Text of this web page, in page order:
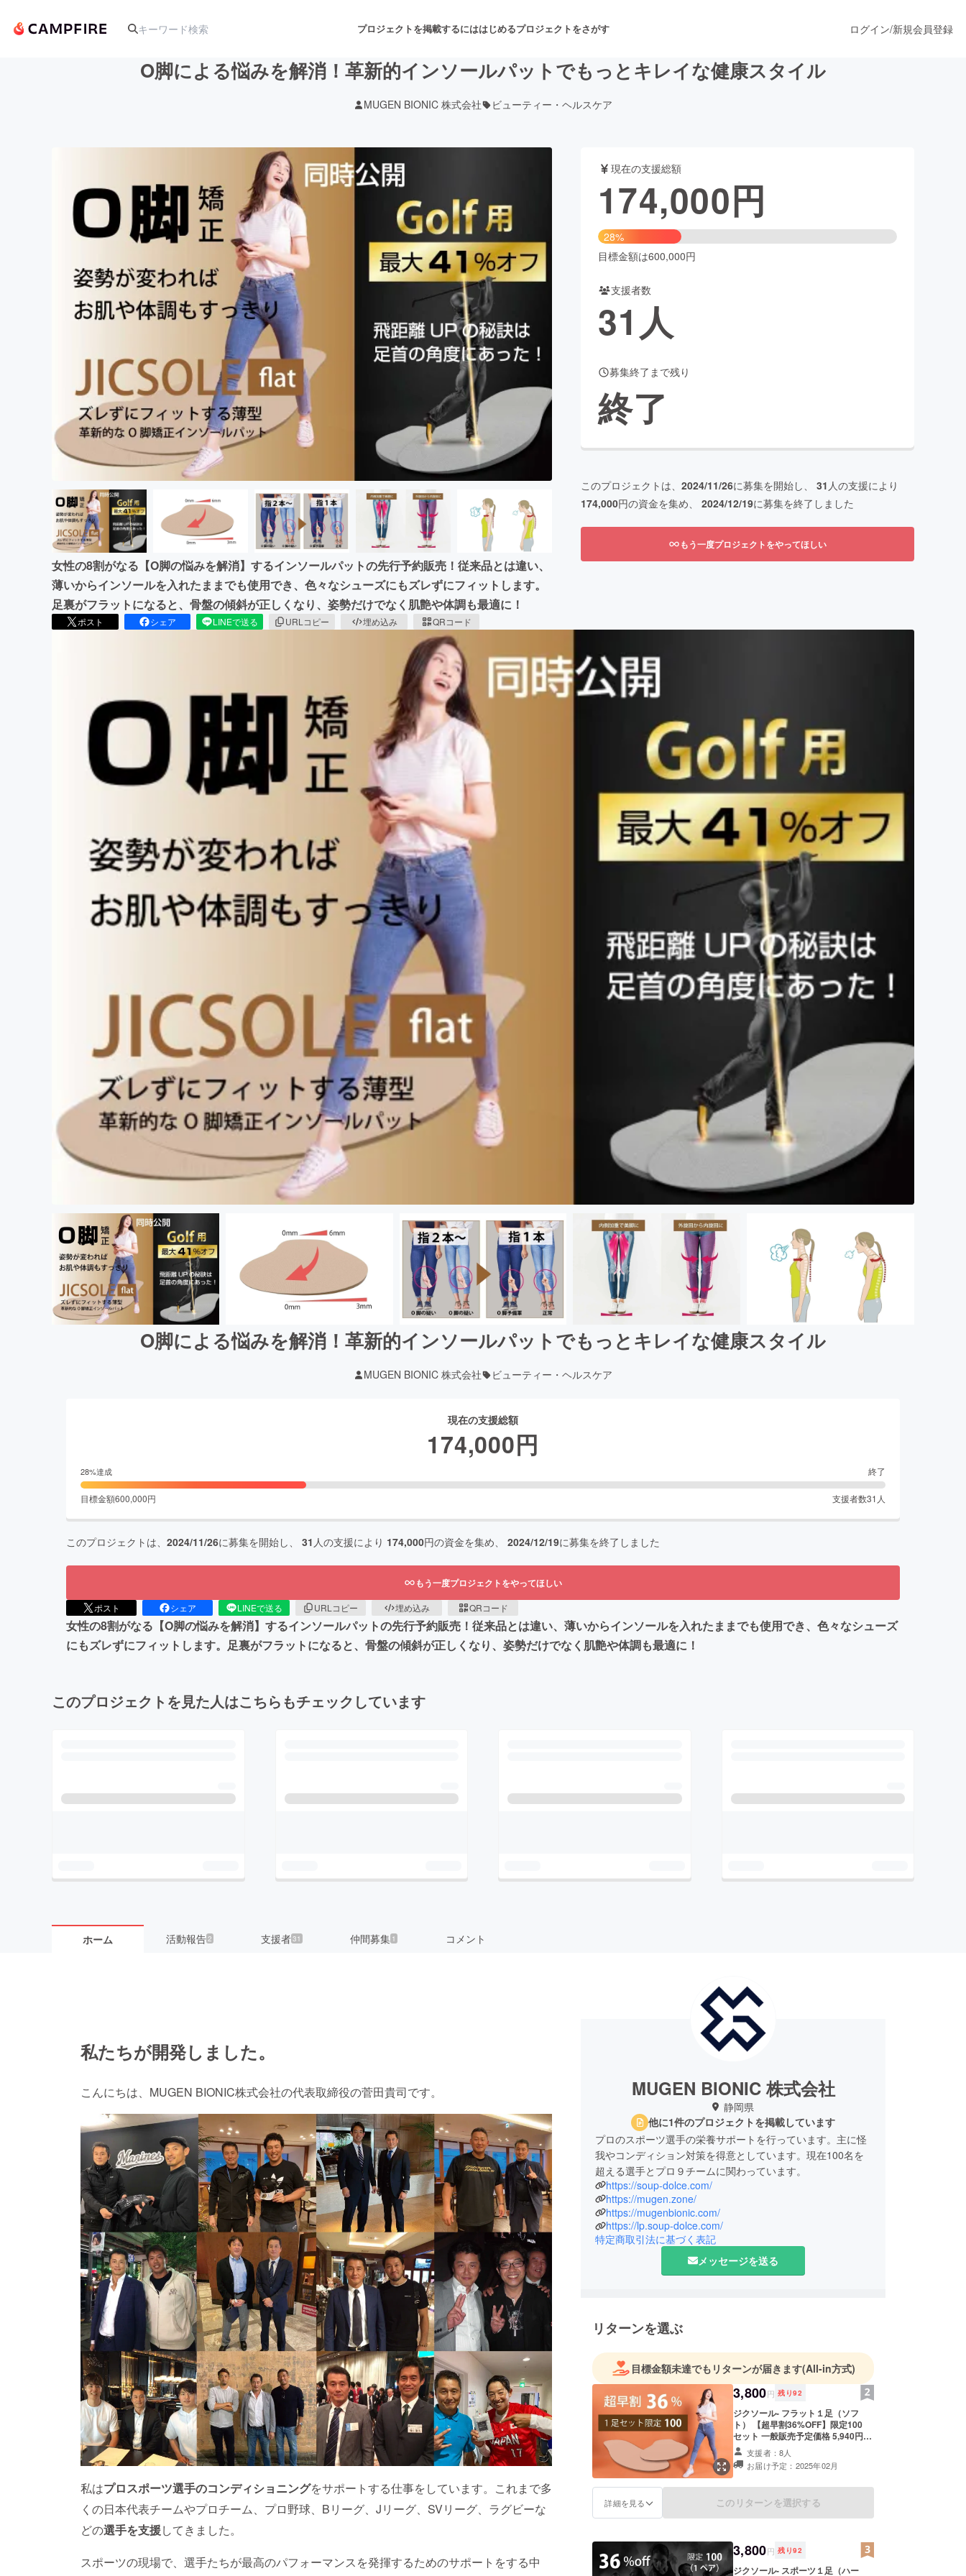
プロジェクトを掲載するにははじめるプロジェクトをさがす
音楽 舞台・パフォーマンス
テクノロジー・ガジェット ゲーム・サービス開発 ファッション
書籍・雑誌出版 アニメ・漫画
ビューティー・ヘルスケア
まちづくり・地域活性化
CAMPFIRE for Social Good
CAMPFIREふるさと納税machi-ya コミュニティ
ログイン/新規会員登録
O脚による悩みを解消！革新的インソールパットでもっとキレイな健康スタイル
MUGEN BIONIC 株式会社 ビューティー・ヘルスケア
女性の8割がなる【O脚の悩みを解消】するインソールパットの先行予約販売！従来品とは違い、
薄いからインソールを入れたままでも使用でき、色々なシューズにもズレずにフィットします。
足裏がフラットになると、骨盤の傾斜が正しくなり、姿勢だけでなく肌艶や体調も最適に！
ポスト シェア LINEで送る URLコピー 埋め込み QRコード
現在の支援総額
174,000円
28%
目標金額は600,000円
支援者数
31 人
募集終了まで残り
終了
このプロジェクトは、 2024/11/26に募集を開始し、 31 人の支援により
174,000円の資金を集め、 2024/12/19に募集を終了しました
もう一度プロジェクトをやってほしい
O脚による悩みを解消！革新的インソールパットでもっとキレイな健康スタイル
MUGEN BIONIC 株式会社 ビューティー・ヘルスケア
現在の支援総額
174,000円
28%達成 終了
目標金額600,000円 支援者数31 人
このプロジェクトは、 2024/11/26に募集を開始し、 31 人の支援により 174,000円の資金を集め、 2024/12/19に募集を終了しました
もう一度プロジェクトをやってほしい
ポスト シェア LINEで送る URLコピー 埋め込み QRコード
女性の8割がなる【O脚の悩みを解消】するインソールパットの先行予約販売！従来品とは違い、薄いからインソールを入れたままでも使用でき、色々なシューズ
にもズレずにフィットします。足裏がフラットになると、骨盤の傾斜が正しくなり、姿勢だけでなく肌艶や体調も最適に！
このプロジェクトを見た人はこちらもチェックしています
ホーム 活動報告2 支援者31 仲間募集 1 コメント
私たちが開発しました。
こんにちは、MUGEN BIONIC株式会社の代表取締役の菅田貴司です。
私はプロスポーツ選手のコンディショニングをサポートする仕事をしています。これまで多
くの日本代表チームやプロチーム、プロ野球、Bリーグ、Jリーグ、SVリーグ、ラグビーな
どの選手を支援してきました。
スポーツの現場で、選手たちが最高のパフォーマンスを発揮するためのサポートをする中
MUGEN BIONIC 株式会社
静岡県
他に1件のプロジェクトを掲載しています
プロのスポーツ選手の栄養サポートを行っています。主に怪
我やコンディション対策を得意としています。現在100名を
超える選手とプロ９チームに関わっています。
https://soup-dolce.com/
https://mugen.zone/
https://mugenbionic.com/
https://lp.soup-dolce.com/
特定商取引法に基づく表記
メッセージを送る
リターンを選ぶ
目標金額未達でもリターンが届きます(All-in方式)
3,800円 残り92
ジクソール- フラット１足（ソフ
ト） 【超早割36%OFF】限定100
セット 一般販売予定価格 5,940円
（税込み） サイズをお選びくださ
い。SS・S・M SS (21.5~22.5cm) S
(23.0~24.0cm) M (24.5~25.5cm) L
１回無料 ＊返送時の送料はご負担く
ださい。 ※製造状況により出荷時期
中の製品につきましては、デザイ
ン・仕様が一部変更になる可能性も
支援者：8人
お届け予定：2025年02月
詳細を見る このリターンを選択する
3,800円 残り92
ジクソール- スポーツ１足（ハー